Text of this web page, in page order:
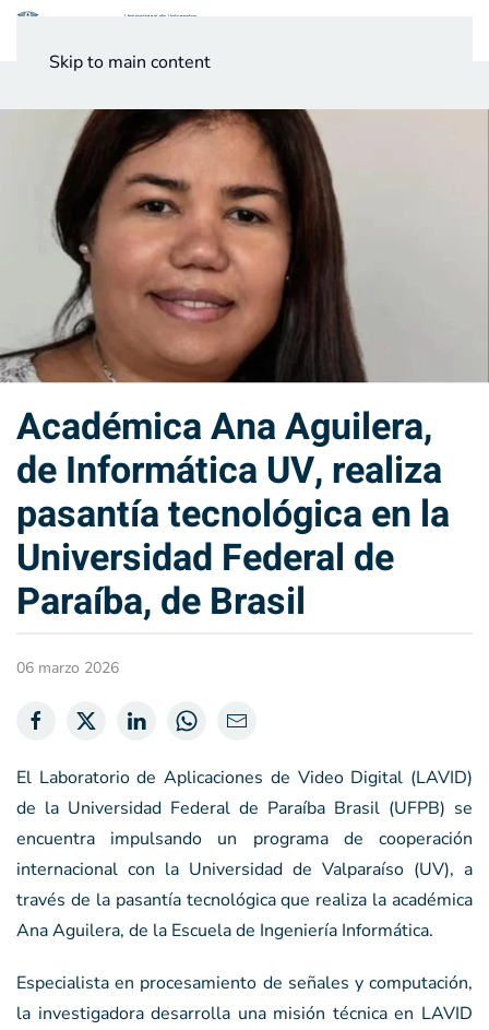
Skip to main content
Académica Ana Aguilera,
de Informática UV, realiza
pasantía tecnológica en la
Universidad Federal de
Paraíba, de Brasil
06 marzo 2026
El Laboratorio de Aplicaciones de Video Digital (LAVID)
de la Universidad Federal de Paraíba Brasil (UFPB) se
encuentra impulsando un programa de cooperación
internacional con la Universidad de Valparaíso (UV), a
través de la pasantía tecnológica que realiza la académica
Ana Aguilera, de la Escuela de Ingeniería Informática.
Especialista en procesamiento de señales y computación,
la investigadora desarrolla una misión técnica en LAVID